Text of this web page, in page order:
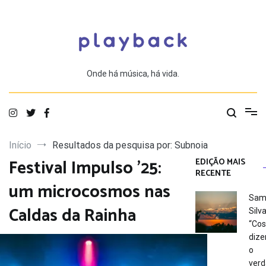
Onde há música, há vida.
Início Resultados da pesquisa por: Subnoia
Festival Impulso ’25:
um microcosmos nas
Caldas da Rainha
EDIÇÃO MAIS
RECENTE
o